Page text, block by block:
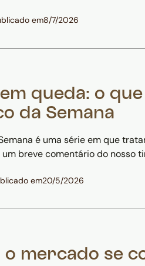
em8/7/2026
queda: o
da Semana
é uma série em que
breve comentário do nosso
em20/5/2026
o mercado se